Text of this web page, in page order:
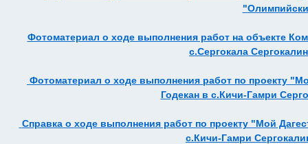
Фотоматериал о ходе выполнения работ на объекте
с.Сергокала
Фотоматериал о ходе выполнения работ по проекту
Годекан в с.Кичи-Гамри
Справка о ходе выполнения работ по проекту "Мой
с.Кичи-Гамри